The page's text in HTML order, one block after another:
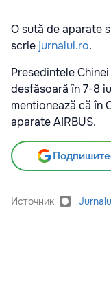
O sută de aparate
scrie jurnalul.ro.
Presedintele
desfăsoară în 7-8
mentionează că în
aparate AIRBUS.
Источник